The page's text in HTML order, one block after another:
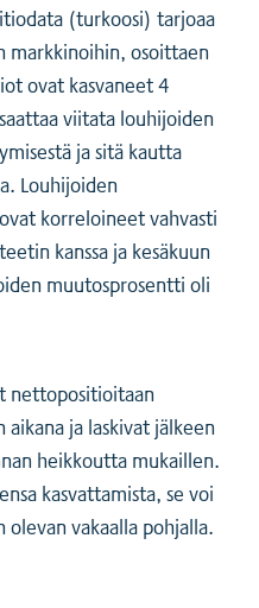
(turkoosi) tarjoaa
markkinoihin, osoittaen
ovat kasvaneet 4
viitata louhijoiden
ja sitä kautta
Louhijoiden
korreloineet vahvasti
kanssa ja kesäkuun
muutosprosentti oli
nettopositioitaan
ja laskivat jälkeen
heikkoutta mukaillen.
kasvattamista, se voi
vakaalla pohjalla.